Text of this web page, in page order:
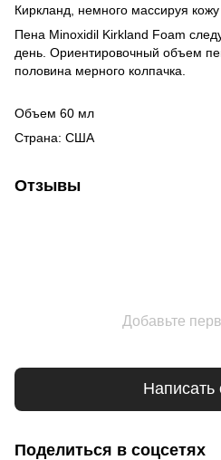
Киркланд, немного массируя кожу
Пена Minoxidil Kirkland Foam
день. Ориентировочный объем
половина мерного колпачка.
Объем 60 мл
Страна: США
Отзывы
Добавьте
Написать
Поделиться в соцсетях